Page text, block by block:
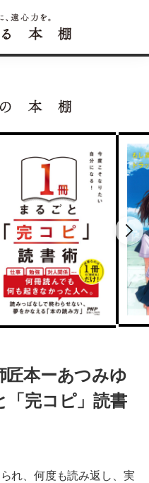
匠本ーあつみゆ
「完コピ」読書
れ、何度も読み返し、実